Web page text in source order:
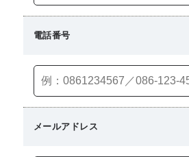
電話番号
メールアドレス